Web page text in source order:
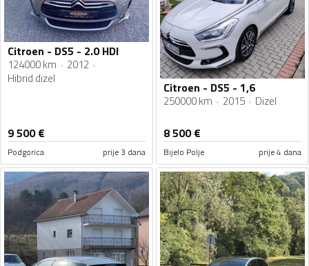
Citroen - DS5 - 2.0 HDI
124000 km
2012
Hibrid dizel
9 500€
Podgorica prije 3 dana
Citroen - DS5 - 1,6
250000 km 2015 Dizel
8 500€
Bijelo Polje prije 4 dana